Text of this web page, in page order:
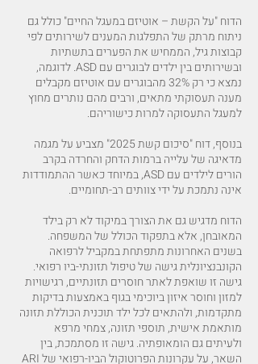
הדוח "על הקשת – אוטיזם במעגל החיים" כולל גם
ניתוח מרתק של התפלגות המענים לשירותים לפי
קבוצות גיל, הממחיש את הפערים בתשתיות
ובשירותים בין ילדים לבוגרים עם ASD. לדוגמה,
נמצא כי רק 32% מהבוגרים עם אוטיזם מקבלים
מענה תעסוקתי מתאים, ורבים מהם נותרים מחוץ
למעגל התעסוקה למרות כישוריהם.
בנוסף, דוח "סיכום קשת 2025" מצביע על מגמה
מדאיגה של עלייה ברמות הדחק והחרדה בקרב
הורים לילדים עם ASD, במיוחד כאשר ההתמודדות
אינה נתמכת על ידי צוותים רב-תחומיים.
הדוח מדגיש גם את הצורך במיקוד לא רק בילד
המאובחן, אלא בתפקוד הכולל של המשפחה.
בשנים האחרונות מתפתחת במקביל לרפואה
הקונבנציונלית גישה של טיפול תזונתי-ביו רפואי.
גישה זו שואפת לאתר חוסרים תזונתיים, רגישויות
למזון וחוסר איזון ביוכימי בגוף באמצעות בדיקות
מתקדמות, ולהתאים לכל ילד תוכנית הכוללת תזונה
מותאמת אישית, תוספי תזונה, צמחי מרפא
ולעיתים גם הומאופתיה. גישה זו מסתמכת, בין
השאר, על עקרונות הפרוטוקול הביו-רפואי של ARI